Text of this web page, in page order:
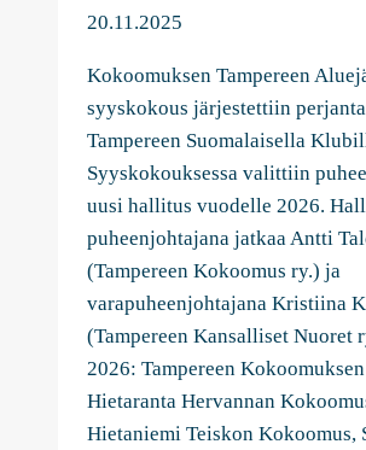
20.11.2025
Kokoomuksen Tampereen
syyskokous järjestettiin
Tampereen Suomalaisella
Syyskokouksessa valittiin
uusi hallitus vuodelle 2026.
puheenjohtajana jatkaa Antti
(Tampereen Kokoomus ry.) ja
varapuheenjohtajana Kristiina
(Tampereen Kansalliset Nuoret
2026: Tampereen
Hietaranta Hervannan
Hietaniemi Teiskon Kokoomus,